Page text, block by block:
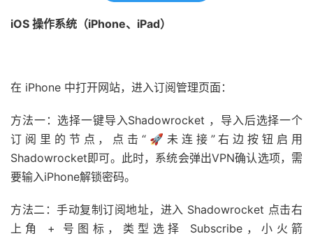
iOS 操作系统（iPhone、iPad）
在 iPhone 中打开网站，进入订阅管理页面：
方法一：选择一键导入Shadowrocket ，导入后选择一个
订阅里的节点，点击“🚀未连接”右边按钮启用
Shadowrocket即可。此时，系统会弹出VPN确认选项，需
要输入iPhone解锁密码。
方法二：手动复制订阅地址，进入 Shadowrocket 点击右
上角 + 号图标，类型选择 Subscribe，小火箭